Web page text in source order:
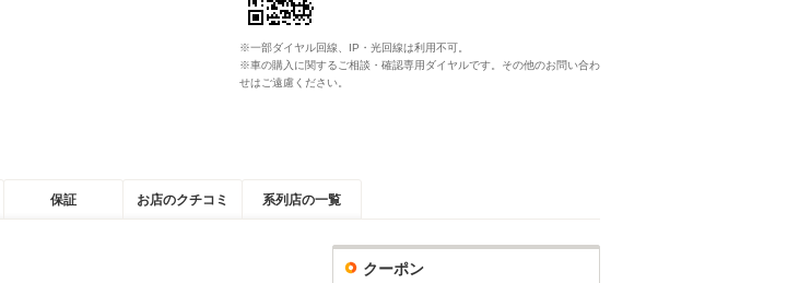
※一部ダイヤル回線、IP・光回線は利用不可。
※車の購入に関するご相談・確認専用ダイヤルです。その他のお問い合わ
せはご遠慮ください。
保証 お店のクチコミ 系列店の一覧
クーポン